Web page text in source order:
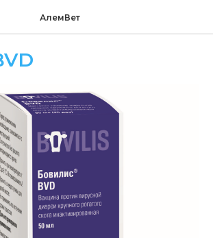
АлемВет